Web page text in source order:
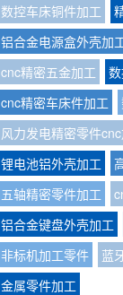
数控车床铜件加工
铝合金电源盒外壳加
cnc精密五金加工
cnc精密车床件加工
风力发电精密零件
锂电池铝外壳加工
五轴精密零件加工
铝合金键盘外壳加工
非标机加工零件
蓝
金属零件加工